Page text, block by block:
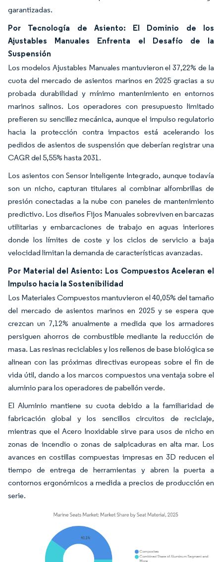
garantizadas.
Por Tecnología de Asiento: El Dominio de los
Ajustables Manuales Enfrenta el Desafío de la
Suspensión
Los modelos Ajustables Manuales mantuvieron el 37,22% de la
cuota del mercado de asientos marinos en 2025 gracias a su
probada durabilidad y mínimo mantenimiento en entornos
marinos salinos. Los operadores con presupuesto limitado
prefieren su sencillez mecánica, aunque el impulso regulatorio
hacia la protección contra impactos está acelerando los
pedidos de asientos de suspensión que deberían registrar una
CAGR del 5,55% hasta 2031.
Los asientos con Sensor Inteligente Integrado, aunque todavía
son un nicho, capturan titulares al combinar alfombrillas de
presión conectadas a la nube con paneles de mantenimiento
predictivo. Los diseños Fijos Manuales sobreviven en barcazas
utilitarias y embarcaciones de trabajo en aguas interiores
donde los límites de coste y los ciclos de servicio a baja
velocidad limitan la demanda de características avanzadas.
Por Material del Asiento: Los Compuestos Aceleran el
Impulso hacia la Sostenibilidad
Los Materiales Compuestos mantuvieron el 40,05% del tamaño
del mercado de asientos marinos en 2025 y se espera que
crezcan un 7,12% anualmente a medida que los armadores
persiguen ahorros de combustible mediante la reducción de
masa. Las resinas reciclables y los rellenos de base biológica se
alinean con las próximas directivas europeas sobre el fin de
vida útil, dando a los marcos compuestos una ventaja sobre el
aluminio para los operadores de pabellón verde.
El Aluminio mantiene su cuota debido a la familiaridad de
fabricación global y los sencillos circuitos de reciclaje,
mientras que el Acero Inoxidable sirve para usos de nicho en
zonas de incendio o zonas de salpicaduras en alta mar. Los
avances en costillas compuestas impresas en 3D reducen el
tiempo de entrega de herramientas y abren la puerta a
contornos ergonómicos a medida a precios de producción en
serie.